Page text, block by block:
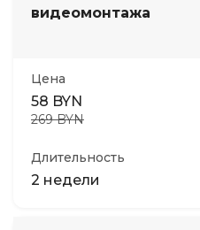
видеомонтажа
Цена
58 BYN
269 BYN
Длительность
2 недели